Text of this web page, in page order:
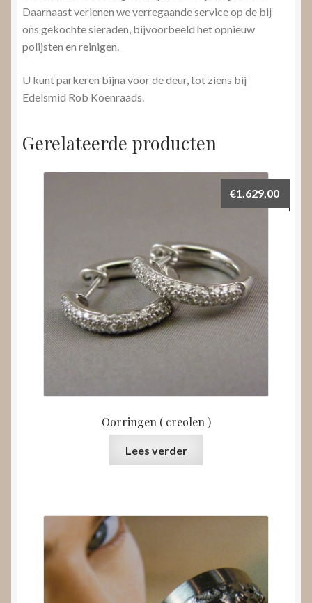
Daarnaast verlenen we verregaande service op de bij
ons gekochte sieraden, bijvoorbeeld het opnieuw
polijsten en reinigen.
U kunt parkeren bijna voor de deur, tot ziens bij
Edelsmid Rob Koenraads.
Gerelateerde producten
Oorringen ( creolen )
€1.629,00
Lees verder